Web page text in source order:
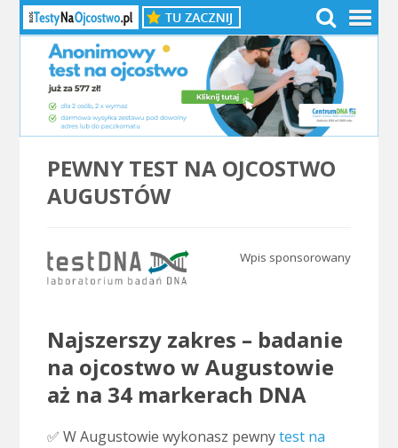
PEWNY TEST NA OJCOSTWO
AUGUSTÓW
Wpis sponsorowany
Najszerszy zakres – badanie
na ojcostwo w Augustowie
aż na 34 markerach DNA
✅ W Augustowie wykonasz pewnytest na